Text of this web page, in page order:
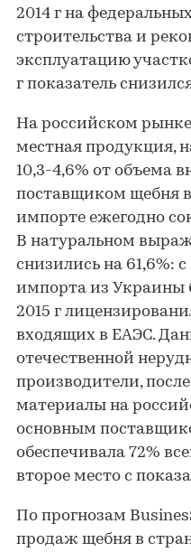
2014 г на
строительства и
эксплуатацию
г показатель
На российском
местная продукция,
10,3-4,6% от объема
поставщиком щебня
импорте ежегодно
В натуральном
снизились на 61,6%:
импорта из Украины
2015 г
входящих в ЕАЭС.
отечественной
производители,
материалы на
основным
обеспечивала 72%
второе место с
По прогнозам
продаж щебня в